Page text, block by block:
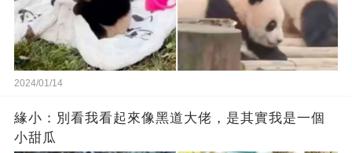
2024/01/14
緣小：別看我看起來‬像‬黑道‬大佬‬，是其實我是一個
小甜瓜‬